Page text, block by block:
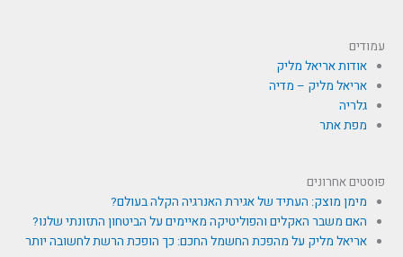
עמודים
אודות אריאל מליק
אריאל מליק – מדיה
גלריה
מפת אתר
פוסטים אחרונים
מימן מוצק: העתיד של אגירת האנרגיה הקלה בעולם?
האם משבר האקלים והפוליטיקה מאיימים על הביטחון התזונתי שלנו?
אריאל מליק על מהפכת החשמל החכם: כך הופכת הרשת לחשובה יותר